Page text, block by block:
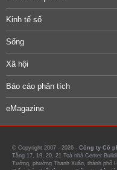
Kinh tế số
Sống
Xã hội
Báo cáo phân tích
eMagazine
© Copyright 2007 - 2026 - Công ty Cổ
Tầng 17, 19, 20, 21 Toà nhà Center
Tưởng, phường Thanh Xuân, thành phố